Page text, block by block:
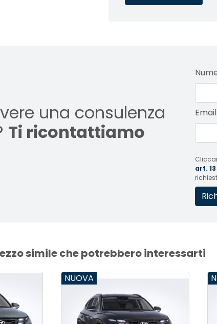
una consulenza
Ti ricontattiamo
Email
art.
simile che potrebbero interessarti
NUOVA